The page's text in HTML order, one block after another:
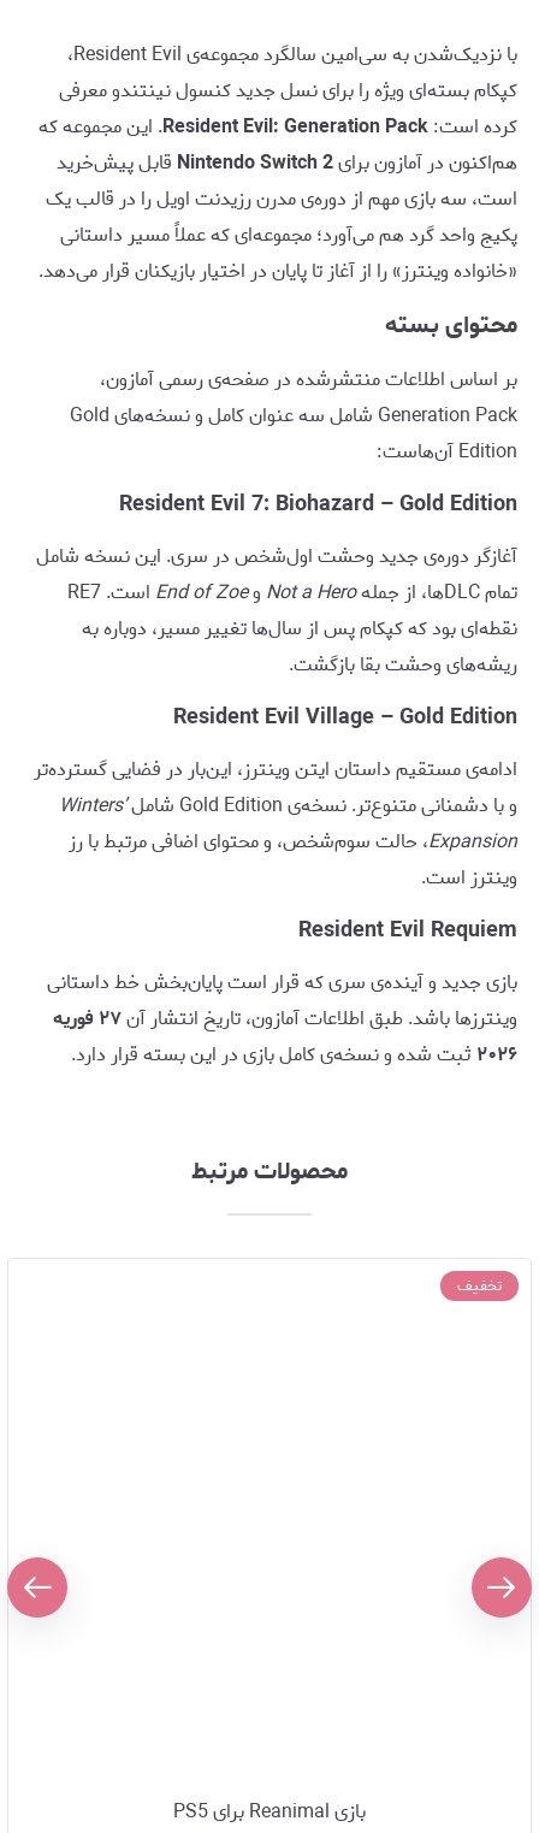
با نزدیک‌شدن به سی‌امین سالگرد مجموعه‌ی Resident Evil،
کپکام بسته‌ای ویژه را برای نسل جدید کنسول نینتندو معرفی
کرده است:Resident Evil: Generation Pack. این مجموعه که
هم‌اکنون در آمازون برایNintendo Switch 2 قابل پیش‌خرید
است، سه بازی مهم از دوره‌ی مدرن رزیدنت اویل را در قالب یک
پکیج واحد گرد هم می‌آورد؛ مجموعه‌ای که عملاً مسیر داستانی
«خانواده وینترز» را از آغاز تا پایان در اختیار بازیکنان قرار می‌دهد.
محتوای بسته
بر اساس اطلاعات منتشرشده در صفحه‌ی رسمی آمازون،
Generation Pack شامل سه عنوان کامل و نسخه‌های Gold
Edition آن‌هاست:
Resident Evil 7: Biohazard – Gold Edition
آغازگر دوره‌ی جدید وحشت اول‌شخص در سری. این نسخه شامل
تمام DLCها، از جمله
Not a Hero وEnd of Zoe
است. RE7
نقطه‌ای بود که کپکام پس از سال‌ها تغییر مسیر، دوباره به
ریشه‌های وحشت بقا بازگشت.
Resident Evil Village – Gold Edition
ادامه‌ی مستقیم داستان ایتن وینترز، این‌بار در فضایی گسترده‌تر
و با دشمنانی متنوع‌تر. نسخه‌ی Gold Edition شامل
Winters’
Expansion، حالت سوم‌شخص، و محتوای اضافی مرتبط با رز
وینترز است.
Resident Evil Requiem
بازی جدید و آینده‌ی سری که قرار است پایان‌بخش خط داستانی
وینترزها باشد. طبق اطلاعات آمازون، تاریخ انتشار آن
۲۷ فوریه
۲۰۲۶ ثبت شده و نسخه‌ی کامل بازی در این بسته قرار دارد.
محصولات مرتبط
تخفیف
بازی Reanimal برای PS5